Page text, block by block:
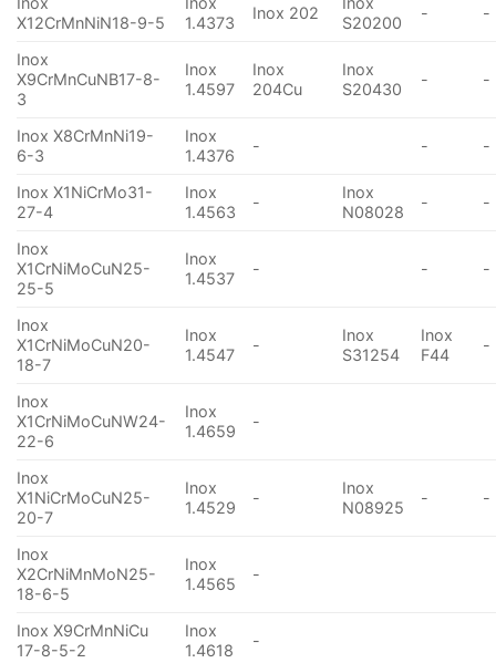
X12CrMnNiN18-9-5
1.4373
Inox 202
S20200
- -
Inox
X9CrMnCuNB17-8-
3
Inox
1.4597
Inox
204Cu
Inox
S20430
- -
Inox X8CrMnNi19-
6-3
Inox
1.4376
- - -
Inox X1NiCrMo31-
27-4
Inox
1.4563
-
Inox
N08028
- -
Inox
X1CrNiMoCuN25-
25-5
Inox
1.4537
- - -
Inox
X1CrNiMoCuN20-
18-7
Inox
1.4547
-
Inox
S31254
Inox
F44
-
Inox
X1CrNiMoCuNW24-
22-6
Inox
1.4659
-
Inox
X1NiCrMoCuN25-
20-7
Inox
1.4529
-
Inox
N08925
- -
Inox
X2CrNiMnMoN25-
18-6-5
Inox
1.4565
-
Inox X9CrMnNiCu
17-8-5-2
Inox
1.4618
-